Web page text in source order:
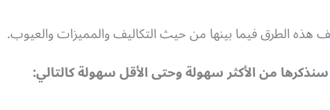
سنذكرها من الأكثر سهولة وحتى الأقل سهولة كالتالي: